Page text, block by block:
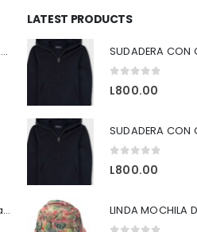
Camisa roja formal manga larga H&M
Ganchos con chongo para tu niña.
LATEST PRODUCTS
L800.00
L800.00
LINDA MOCHILA